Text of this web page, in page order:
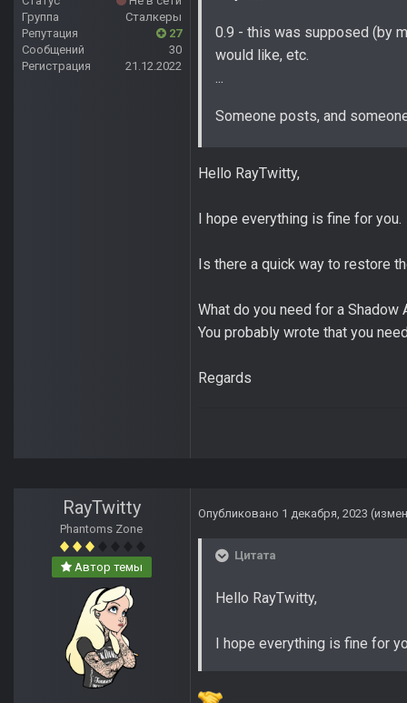
Группа
Сталкеры
Репутация
27
Сообщений
30
Регистрация
21.12.2022
0.9 - this was supposed (by
would like, etc.
...
Someone posts, and
Hello RayTwitty,
I hope everything is fine for you.
Is there a quick way to restore
What do you need for a
You probably wrote that you
Regards
RayTwitty
Phantoms Zone
Автор темы
Опубликовано 1 декабря, 2023
Цитата
Hello RayTwitty,
I hope everything is fine for